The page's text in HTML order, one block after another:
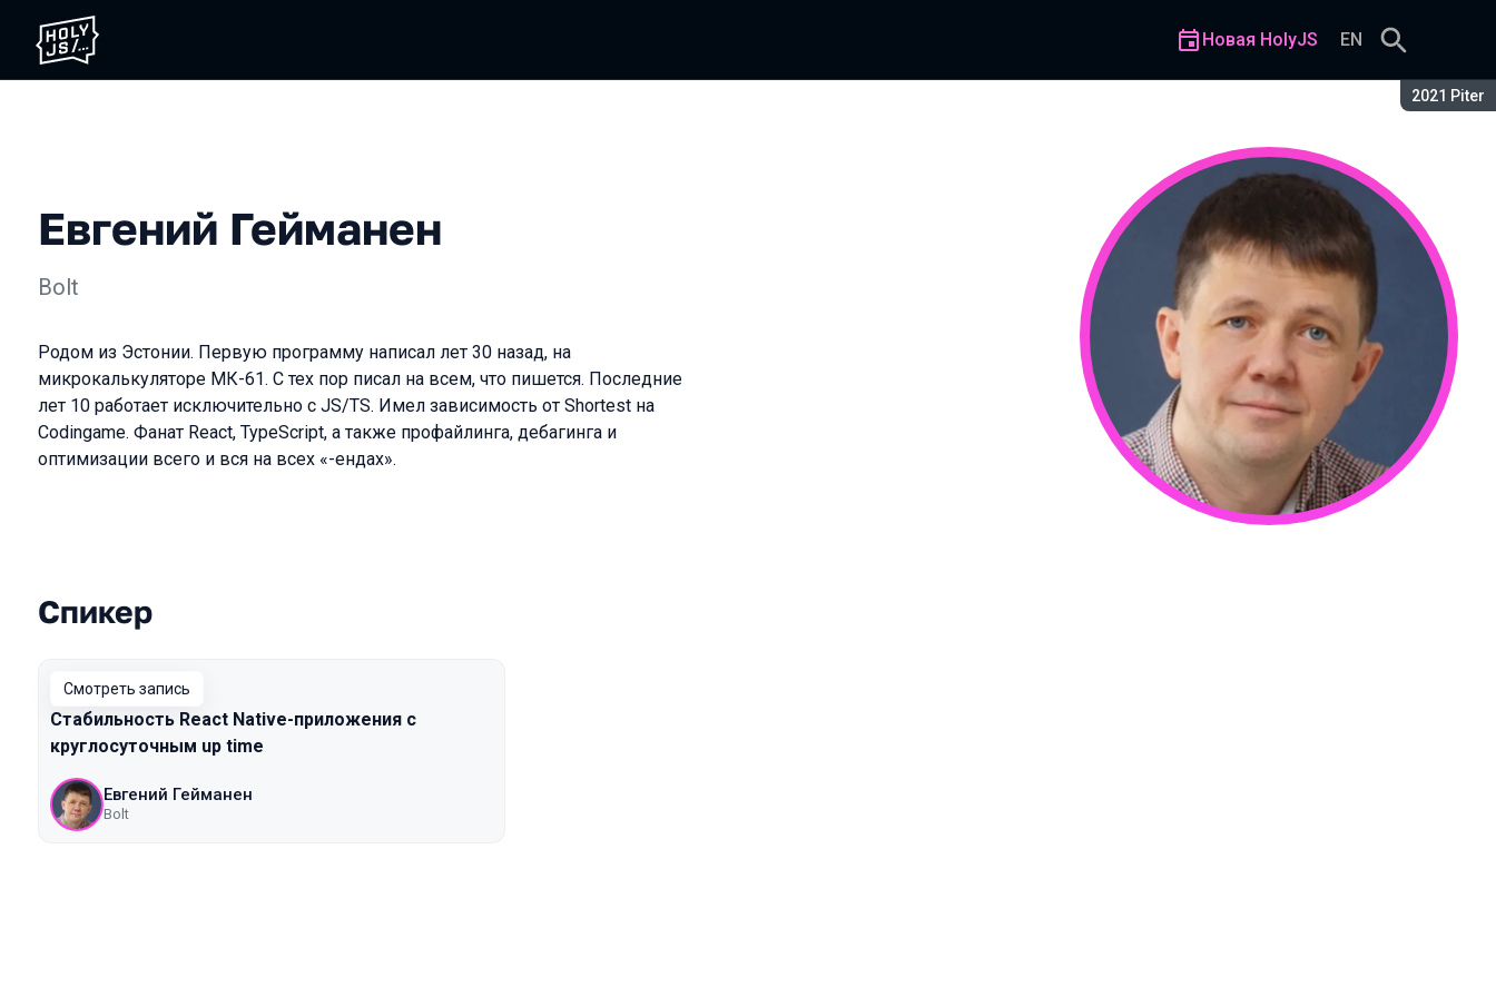
Сезон:
2021 Piter
Новая HolyJS EN
Евгений Гейманен
Bolt
Родом из Эстонии. Первую программу написал лет 30 назад, на
микрокалькуляторе МК-61. С тех пор писал на всем, что пишется. Последние
лет 10 работает исключительно с JS/TS. Имел зависимость от Shortest на
Сodingame. Фанат React, TypeScript, а также профайлинга, дебагинга и
оптимизации всего и вся на всех «-ендах».
Выступления в сезоне 2021 Piter
Спикер
Смотреть запись
Стабильность React Native-приложения с
круглосуточным up time
Евгений Гейманен
Bolt